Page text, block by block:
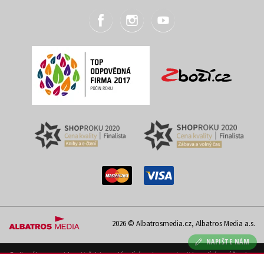
NAPIŠTE NÁM
2026 © Albatrosmedia.cz, Albatros Media a.s.